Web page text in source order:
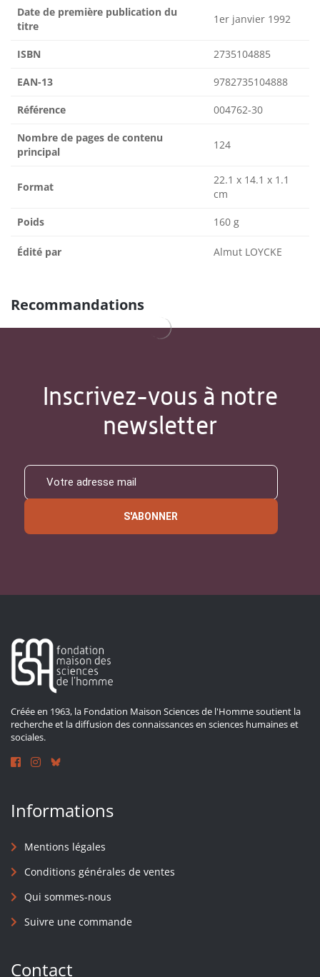
Date de première publication du
titre
1er janvier 1992
ISBN 2735104885
EAN-13 9782735104888
Référence 004762-30
Nombre de pages de contenu
principal
124
Format
22.1 x 14.1 x 1.1
cm
Poids 160 g
Édité par Almut LOYCKE
Recommandations
Inscrivez-vous à notre
newsletter
S'ABONNER
Créée en 1963, la Fondation Maison Sciences de l'Homme soutient la
recherche et la diffusion des connaissances en sciences humaines et
sociales.
Informations
Mentions légales
Conditions générales de ventes
Qui sommes-nous
Suivre une commande
Contact